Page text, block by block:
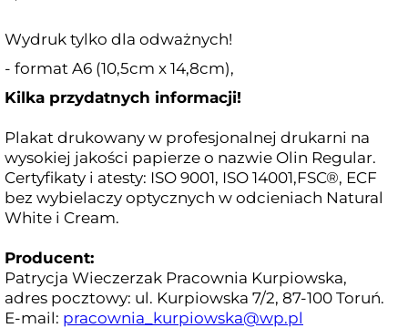
Wydruk tylko dla odważnych!
- format A6 (10,5cm x 14,8cm),
Kilka przydatnych informacji!
Plakat drukowany w profesjonalnej drukarni na
wysokiej jakości papierze o nazwie Olin Regular.
Certyfikaty i atesty: ISO 9001, ISO 14001,FSC®, ECF
bez wybielaczy optycznych w odcieniach Natural
White i Cream.
Producent:
Patrycja Wieczerzak Pracownia Kurpiowska,
adres pocztowy: ul. Kurpiowska 7/2, 87-100 Toruń.
E-mail: pracownia_kurpiowska@wp.pl